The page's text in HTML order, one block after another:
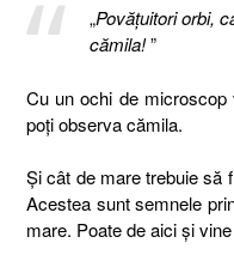
„Povăţuitori orbi,
cămila!”
Cu un ochi de
poţi observa cămila.
Şi cât de mare trebuie să
Acestea sunt semnele
mare. Poate de aici şi